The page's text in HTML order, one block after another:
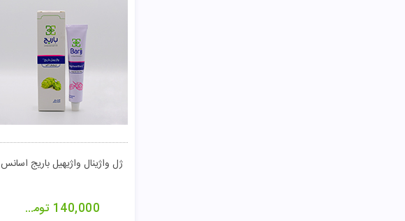
ژل واژینال واژیهیل باریج اسانس
140,000 تومان